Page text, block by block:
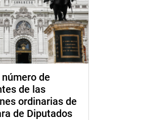
de
de las
ordinarias de
de Diputados